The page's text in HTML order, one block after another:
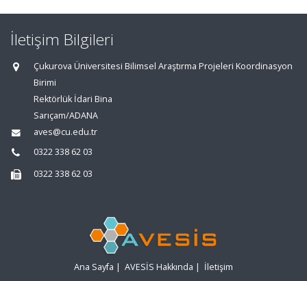
İletişim Bilgileri
Çukurova Üniversitesi Bilimsel Araştırma Projeleri Koordinasyon
Birimi
Rektörlük İdari Bina
Sarıçam/ADANA
aves@cu.edu.tr
0322 338 62 03
0322 338 62 03
Ana Sayfa | AVESİS Hakkında | İletişim